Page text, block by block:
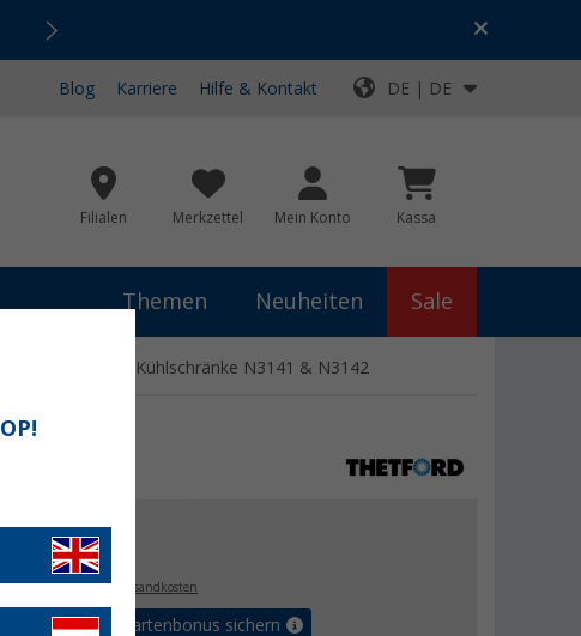
Top-Deals für dein Abenteuer!
Blog Karriere Hilfe & Kontakt DE | DE
Filialen Merkzettel Mein Konto Kassa
Themen Neuheiten Sale
passend zu Kühlschränke N3141 & N3142
€
inkl. MwSt.,zzgl. Versandkosten
zu 5% Vorteilskartenbonus sichern